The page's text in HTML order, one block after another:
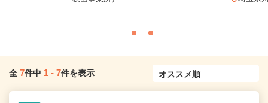
全 7件中 1 - 7件を表示